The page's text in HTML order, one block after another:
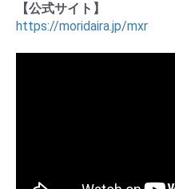
【公式サイト】
https://moridaira.jp/mxr